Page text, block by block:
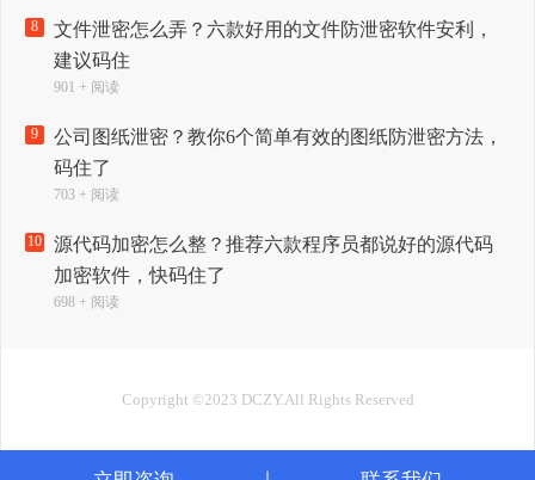
8
文件泄密怎么弄？六款好用的文件防泄密软件安利，
建议码住
901 + 阅读
9
公司图纸泄密？教你6个简单有效的图纸防泄密方法，
码住了
703 + 阅读
10
源代码加密怎么整？推荐六款程序员都说好的源代码
加密软件，快码住了
698 + 阅读
Copyright ©2023 DCZY.All Rights Reserved